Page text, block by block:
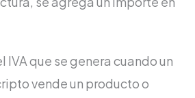
IVA que se genera cuando un
vende un producto o